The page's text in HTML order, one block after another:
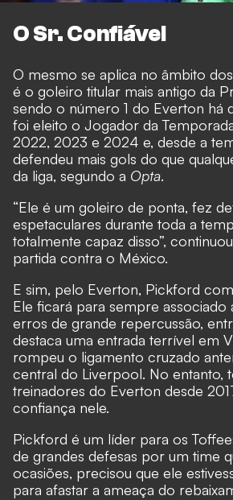
O Sr. Confiável
O mesmo se aplica no âmbito
é o goleiro titular mais antigo da
sendo o número 1 do Everton há
foi eleito o Jogador da
2022, 2023 e 2024 e, desde a
defendeu mais gols do que
da liga, segundo a Opta.
“Ele é um goleiro de ponta, fez
espetaculares durante toda a
totalmente capaz disso”,
partida contra o México.
E sim, pelo Everton, Pickford
Ele ficará para sempre associado
erros de grande repercussão,
destaca uma entrada terrível em
rompeu o ligamento cruzado
central do Liverpool. No entanto,
treinadores do Everton desde
confiança nele.
Pickford é um líder para os
de grandes defesas por um time
ocasiões, precisou que ele
para afastar a ameaça do